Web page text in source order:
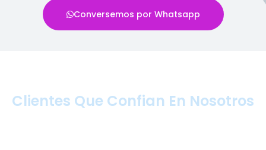
Conversemos por Whatsapp
Clientes Que Confian En Nosotros